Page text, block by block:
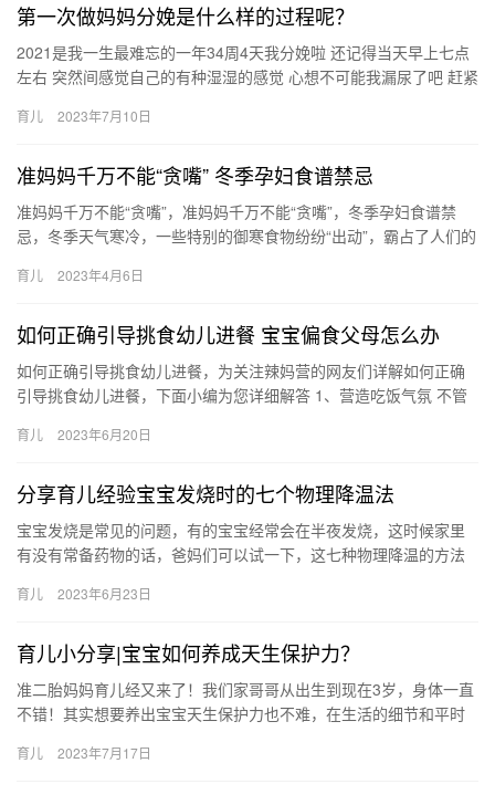
第一次做妈妈分娩是什么样的过程呢？
2021是我一生最难忘的一年34周4天我分娩啦 还记得当天早上七点
左右 突然间感觉自己的有种湿湿的感觉 心想不可能我漏尿了吧 赶紧
育儿 2023年7月10日
准妈妈千万不能“贪嘴” 冬季孕妇食谱禁忌
准妈妈千万不能“贪嘴”，准妈妈千万不能“贪嘴”，冬季孕妇食谱禁
忌，冬季天气寒冷，一些特别的御寒食物纷纷“出动”，霸占了人们的
育儿 2023年4月6日
如何正确引导挑食幼儿进餐 宝宝偏食父母怎么办
如何正确引导挑食幼儿进餐，为关注辣妈营的网友们详解如何正确
引导挑食幼儿进餐，下面小编为您详细解答 1、营造吃饭气氛 不管
式…
育儿 2023年6月20日
分享育儿经验宝宝发烧时的七个物理降温法
宝宝发烧是常见的问题，有的宝宝经常会在半夜发烧，这时候家里
有没有常备药物的话，爸妈们可以试一下，这七种物理降温的方法
有…
育儿 2023年6月23日
育儿小分享|宝宝如何养成天生保护力？
准二胎妈妈育儿经又来了！我们家哥哥从出生到现在3岁，身体一直
不错！其实想要养出宝宝天生保护力也不难，在生活的细节和平时
们…
育儿 2023年7月17日